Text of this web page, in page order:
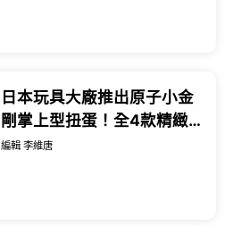
日本玩具大廠推出原子小金
剛掌上型扭蛋！全4款精緻
造型，復古紅色靴子質感滿
編輯 李維唐